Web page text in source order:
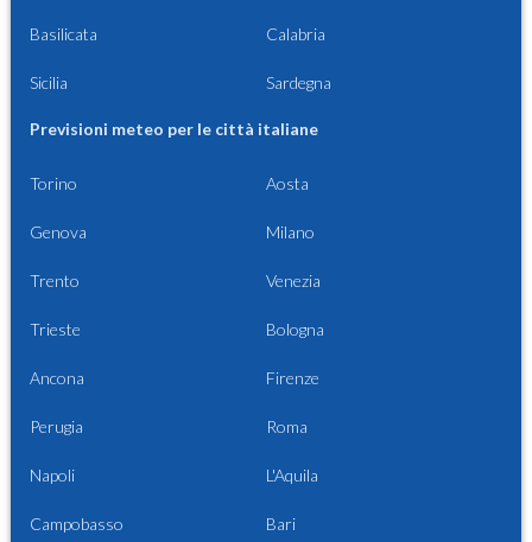
Basilicata Calabria
Sicilia Sardegna
Previsioni meteo per le città italiane
Torino Aosta
Genova Milano
Trento Venezia
Trieste Bologna
Ancona Firenze
Perugia Roma
Napoli L'Aquila
Campobasso Bari